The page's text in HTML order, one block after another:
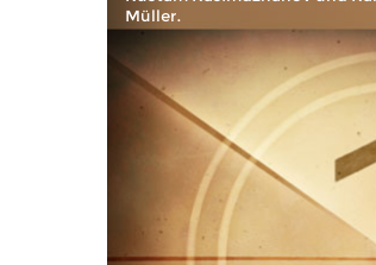
Müller.